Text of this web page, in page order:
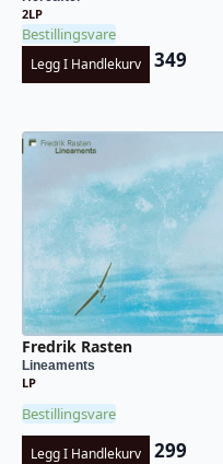
2LP
Bestillingsvare
Legg I Handlekurv 349
Fredrik Rasten
Lineaments
LP
Bestillingsvare
Legg I Handlekurv 299